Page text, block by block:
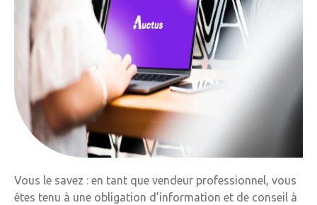
Vous le savez : en tant que vendeur professionnel, vous
êtes tenu à une obligation d’information et de conseil à